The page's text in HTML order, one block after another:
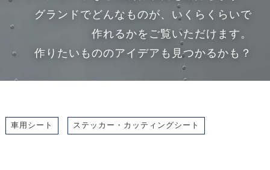
グランドでどんなものが、 いくらくらいで
作れるかをご覧いただけます。
作りたいもののアイデアも 見つかるかも？
車用シート ステッカー・カッティングシート